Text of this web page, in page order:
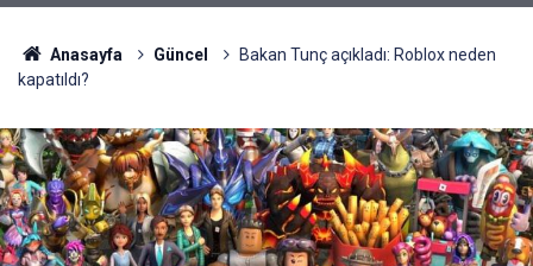
Anasayfa Güncel
Bakan Tunç açıkladı: Roblox neden
kapatıldı?